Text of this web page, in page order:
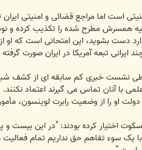
است اما مراجع قضائی و امنيتی ايران
همسرش مطرح شده را تکذيب کرده
بشوید، این امتحانی است که او از
تبعه آمريکا در ايران صورت
طی نشست خبری کم سابقه ای از کشف
با آنان تماس می گيرند اعتماد نکنند.
او را از وضعيت رابرت لوينسون،
بازداشت وی نوشت که آنها برای 25 روز در مورد ناپدید شدن او سکوت
يک سوء تفاهم حق نداریم تمام